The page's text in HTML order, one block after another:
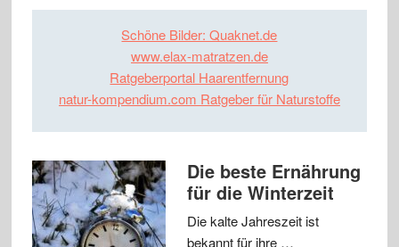
Schöne Bilder: Quaknet.de
www.elax-matratzen.de
Ratgeberportal Haarentfernung
natur-kompendium.com Ratgeber für Naturstoffe
Die beste Ernährung
für die Winterzeit
Die kalte Jahreszeit ist
bekannt für ihre …